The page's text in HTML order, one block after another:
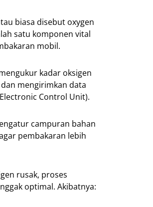
biasa disebut oxygen
satu komponen vital
mobil.
kadar oksigen
mengirimkan data
Control Unit).
campuran bahan
pembakaran lebih
rusak, proses
optimal. Akibatnya: